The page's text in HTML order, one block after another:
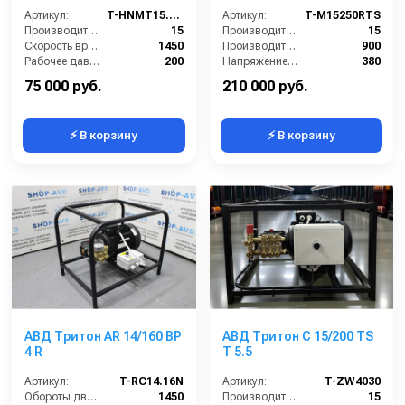
Артикул:
T-HNMT15.20R
Производительность (л/мин):
15
Скорость вращения (об/мин):
1450
Рабочее давление (бар):
200
Мощность (кВт):
75 000 руб.
⚡ В корзину
VRT3 310 бар
Артикул:
T-M15250RTS
Производительность (л/мин):
15
Производительность (л/ч):
900
Напряжение (В):
380
210 000 руб.
⚡ В корзину
АВД Тритон AR 14/160 BP
4 R
Артикул:
T-RC14.16N
Обороты двигателя (об/мин):
1450
АВД Тритон C 15/200 TS
T 5.5
Артикул:
T-ZW4030
Производительность (л/мин):
15